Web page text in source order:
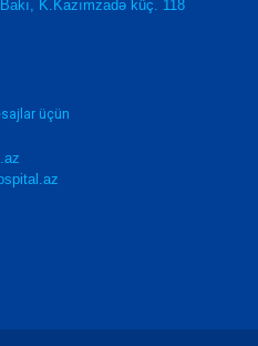
K.Kazımzadə küç. 118
üçün